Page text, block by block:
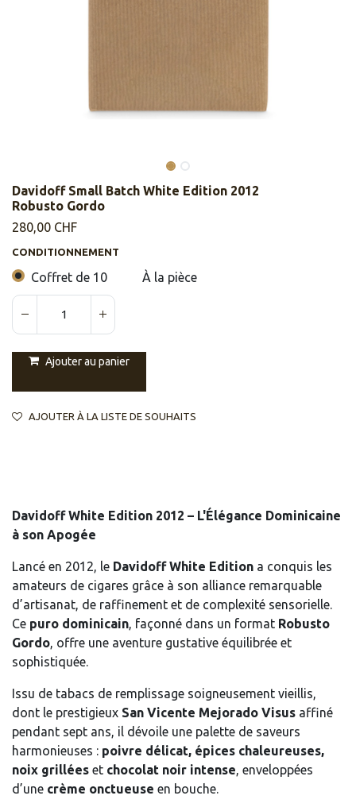
Davidoff Small Batch White Edition 2012
Robusto Gordo
280,00 CHF
CONDITIONNEMENT
Coffret de 10 À la pièce
Ajouter au panier
AJOUTER À LA LISTE DE SOUHAITS
Davidoff White Edition 2012 – L'Élégance Dominicaine
à son Apogée
Lancé en 2012, le Davidoff White Edition a conquis les
amateurs de cigares grâce à son alliance remarquable
d’artisanat, de raffinement et de complexité sensorielle.
Ce puro dominicain, façonné dans un format Robusto
Gordo, offre une aventure gustative équilibrée et
sophistiquée.
Issu de tabacs de remplissage soigneusement vieillis,
dont le prestigieux San Vicente Mejorado Visus affiné
pendant sept ans, il dévoile une palette de saveurs
harmonieuses : poivre délicat, épices chaleureuses,
noix grillées et chocolat noir intense, enveloppées
d’une crème onctueuse en bouche.